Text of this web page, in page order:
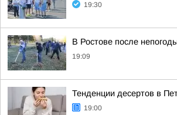
19:30
В Ростове после
19:09
Тенденции десертов в
19:00